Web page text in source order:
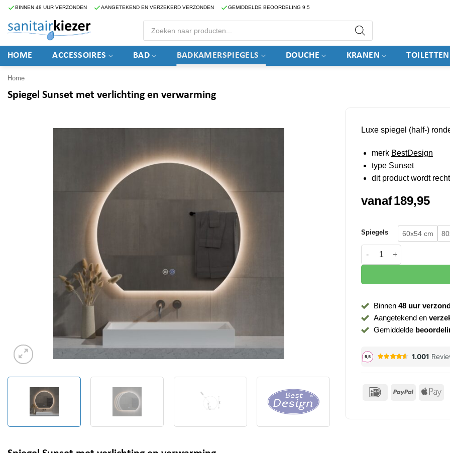
Ga
inhoud
BINNEN 48 UUR VERZONDEN AANGETEKEND EN VERZEKERD VERZONDEN GEMIDDELDE BEOORDELING 9.5
Producten
zoeken
HOME ACCESSOIRES BAD BADKAMERSPIEGELS DOUCHE KRANEN TOILETTEN
Home
Spiegel Sunset met verlichting en verwarming
Luxe spiegel (half-)
merk BestDesign
type Sunset
dit product wordt
vanaf189,95
Spiegels 60x54 cm
Spiegel Sunset met
Binnen48 uur
Aangetekend en
Gemiddelde
IDeal PayPal